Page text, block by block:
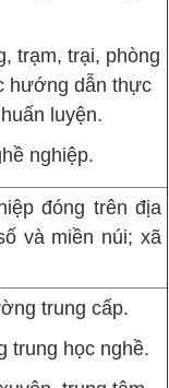
trạm, trại, phòng
hướng dẫn thực
luyện.
nghiệp.
đóng trên địa
và miền núi; xã
trung cấp.
trung học nghề.